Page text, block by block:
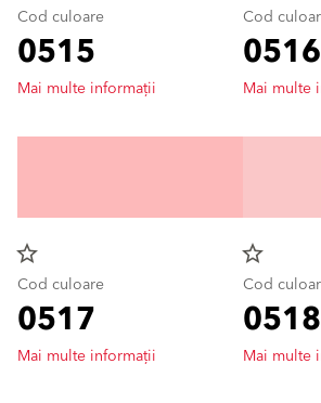
Cod culoare
0515
Mai multe informații
Cod
0516
Mai multe
star_border
Cod culoare
0517
Mai multe informații
star_border
Cod
0518
Mai multe